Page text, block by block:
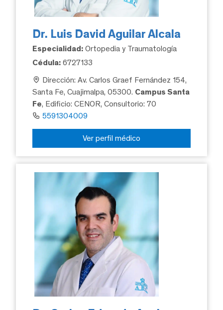
Dr. Luis David Aguilar Alcala
Especialidad: Ortopedia y Traumatología
Cédula: 6727133
Dirección: Av. Carlos Graef Fernández 154,
Santa Fe, Cuajimalpa, 05300. Campus Santa
Fe, Edificio: CENOR, Consultorio: 70
5591304009
Ver perfil médico